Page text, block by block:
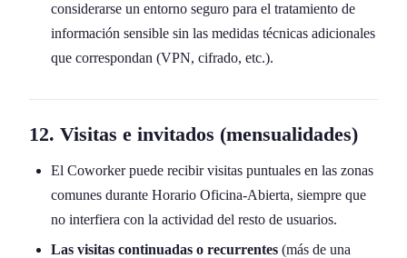
considerarse un entorno seguro para el tratamiento de
información sensible sin las medidas técnicas adicionales
que correspondan (VPN, cifrado, etc.).
12. Visitas e invitados (mensualidades)
El Coworker puede recibir visitas puntuales en las zonas
comunes durante Horario Oficina-Abierta, siempre que
no interfiera con la actividad del resto de usuarios.
Las visitas continuadas o recurrentes (más de una